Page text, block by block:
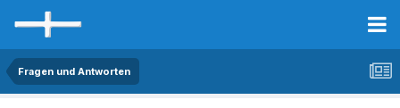
Fragen und Antworten